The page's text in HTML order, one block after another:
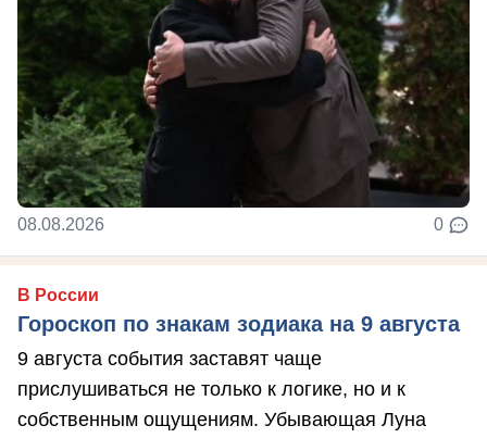
08.08.2026 0
В России
Гороскоп по знакам зодиака на 9 августа
9 августа события заставят чаще
прислушиваться не только к логике, но и к
собственным ощущениям. Убывающая Луна